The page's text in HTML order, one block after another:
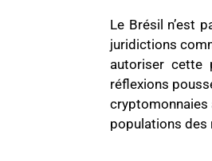
Le Brésil n’est
juridictions
autoriser cette
réflexions
cryptomonnaies
populations des